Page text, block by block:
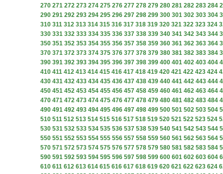
270 271 272 273 274 275 276 277 278 279 280 281 282 283 284
290 291 292 293 294 295 296 297 298 299 300 301 302 303 304
310 311 312 313 314 315 316 317 318 319 320 321 322 323 324
330 331 332 333 334 335 336 337 338 339 340 341 342 343 344
350 351 352 353 354 355 356 357 358 359 360 361 362 363 364
370 371 372 373 374 375 376 377 378 379 380 381 382 383 384
390 391 392 393 394 395 396 397 398 399 400 401 402 403 404
410 411 412 413 414 415 416 417 418 419 420 421 422 423 424
430 431 432 433 434 435 436 437 438 439 440 441 442 443 444
450 451 452 453 454 455 456 457 458 459 460 461 462 463 464
470 471 472 473 474 475 476 477 478 479 480 481 482 483 484
490 491 492 493 494 495 496 497 498 499 500 501 502 503 504
510 511 512 513 514 515 516 517 518 519 520 521 522 523 524
530 531 532 533 534 535 536 537 538 539 540 541 542 543 544
550 551 552 553 554 555 556 557 558 559 560 561 562 563 564
570 571 572 573 574 575 576 577 578 579 580 581 582 583 584
590 591 592 593 594 595 596 597 598 599 600 601 602 603 604
610 611 612 613 614 615 616 617 618 619 620 621 622 623 624